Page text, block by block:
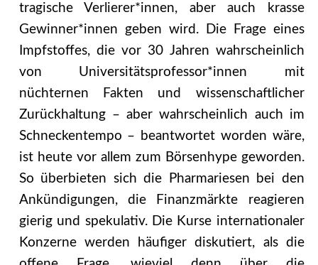
tragische Verlierer*innen, aber auch krasse
Gewinner*innen geben wird. Die Frage eines
Impfstoffes, die vor 30 Jahren wahrscheinlich
von Universitätsprofessor*innen mit
nüchternen Fakten und wissenschaftlicher
Zurückhaltung – aber wahrscheinlich auch im
Schneckentempo – beantwortet worden wäre,
ist heute vor allem zum Börsenhype geworden.
So überbieten sich die Pharmariesen bei den
Ankündigungen, die Finanzmärkte reagieren
gierig und spekulativ. Die Kurse internationaler
Konzerne werden häufiger diskutiert, als die